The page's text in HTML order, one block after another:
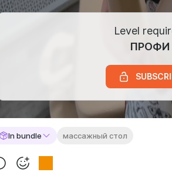
Level
ПРОФИ
In bundle массажный стол